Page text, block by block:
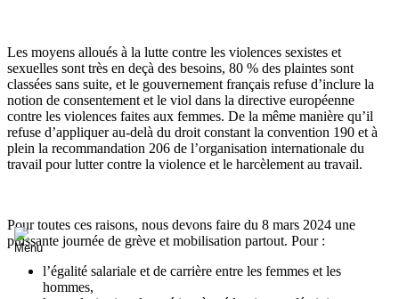
Les moyens alloués à la lutte contre les violences sexistes et
sexuelles sont très en deçà des besoins, 80 % des plaintes sont
classées sans suite, et le gouvernement français refuse d’inclure la
notion de consentement et le viol dans la directive européenne
contre les violences faites aux femmes. De la même manière qu’il
refuse d’appliquer au-delà du droit constant la convention 190 et à
plein la recommandation 206 de l’organisation internationale du
travail pour lutter contre la violence et le harcèlement au travail.
Pour toutes ces raisons, nous devons faire du 8 mars 2024 une
puissante journée de grève et mobilisation partout. Pour :
l’égalité salariale et de carrière entre les femmes et les
hommes,